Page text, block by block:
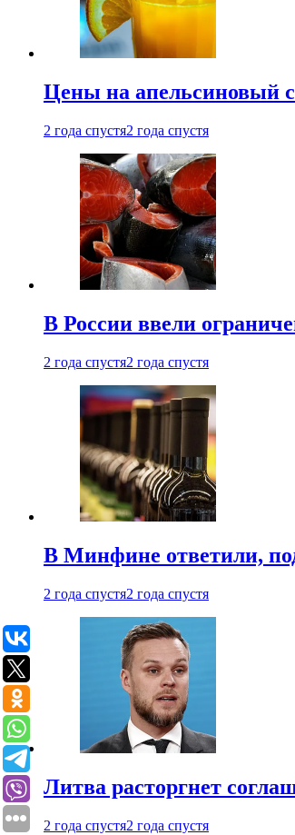
Цены на апельсиновый
2 года спустя2 года спустя
В России ввели
2 года спустя2 года спустя
В Минфине ответили,
2 года спустя2 года спустя
Литва расторгнет
2 года спустя2 года спустя